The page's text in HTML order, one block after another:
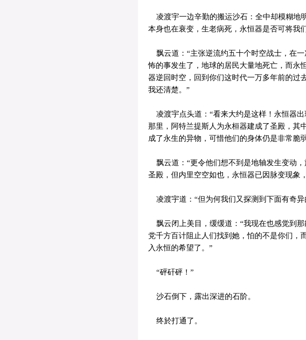
凌渡宇一边辛勤的搬运沙石：全中却模糊地
本身也在衰变，生老病死，永恒器是否可将我
飘云道：“主张逆流约五十个时空战士，在
怖的事发生了，地球的居民大量地死亡，而永
器逆回时空，回到你们这时代一万多年前的过
我还清楚。”
凌渡宇点头道：“看来大约是这样！永恒器
那里，阿特兰提斯人为永桓器建成了圣殿，其
成了永生的异物，可惜他们的身体仍是非常脆
飘云道：“更令他们想不到是地轴发生变动
圣殿，但内里空空如也，永恒器已因脉变现象
凌渡宇道：“但为何我们又探测到下面有奇异
飘云闭上美目，缓缓道：“我现在也感觉到
党千方百计阻止人们找到她，怕的不是你们，
入永恒的希望了。”
“砰矸砰！”
沙石倒下，露出深进的石阶。
终於打通了。